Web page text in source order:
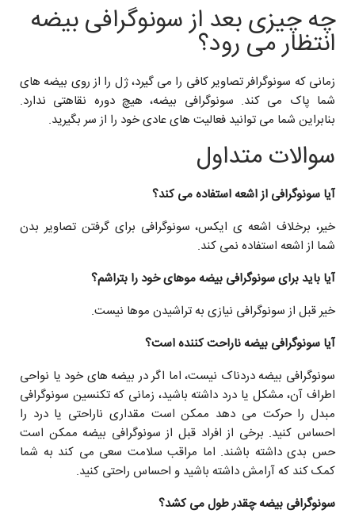
چه چیزی بعد از سونوگرافی بیضه
انتظار می رود؟
زمانی که سونوگرافر تصاویر کافی را می گیرد، ژل را از روی بیضه های
شما پاک می کند. سونوگرافی بیضه، هیچ دوره نقاهتی ندارد.
بنابراین شما می توانید فعالیت های عادی خود را از سر بگیرید.
سوالات متداول
آیا سونوگرافی از اشعه استفاده می کند؟
خیر، برخلاف اشعه ی ایکس، سونوگرافی برای گرفتن تصاویر بدن
شما از اشعه استفاده نمی کند.
آیا باید برای سونوگرافی بیضه موهای خود را بتراشم؟
خیر قبل از سونوگرافی نیازی به تراشیدن موها نیست.
آیا سونوگرافی بیضه ناراحت کننده است؟
سونوگرافی بیضه دردناک نیست، اما اگر در بیضه های خود یا نواحی
اطراف آن، مشکل یا درد داشته باشید، زمانی که تکنسین سونوگرافی
مبدل را حرکت می دهد ممکن است مقداری ناراحتی یا درد را
احساس کنید. برخی از افراد قبل از سونوگرافی بیضه ممکن است
حس بدی داشته باشند. اما مراقب سلامت سعی می کند به شما
کمک کند که آرامش داشته باشید و احساس راحتی کنید.
سونوگرافی بیضه چقدر طول می کشد؟